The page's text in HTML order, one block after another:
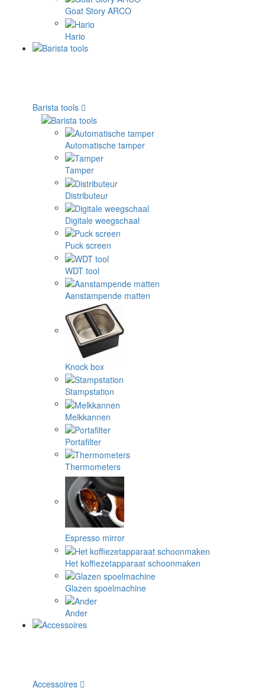
Goat Story ARCO
Hario
Barista tools
Automatische tamper
Tamper
Distributeur
Digitale weegschaal
Puck screen
WDT tool
Aanstampende matten
Knock box
Stampstation
Melkkannen
Portafilter
Thermometers
Espresso mirror
Het koffiezetapparaat schoonmaken
Glazen spoelmachine
Ander
Accessoires